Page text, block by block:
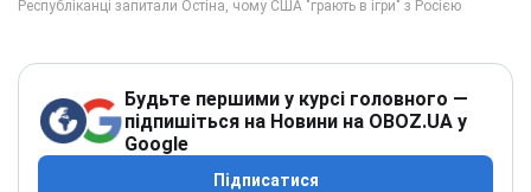
Будьте першими у курсі головного —
підпишіться на Новини на OBOZ.UA у
Google
Підписатися